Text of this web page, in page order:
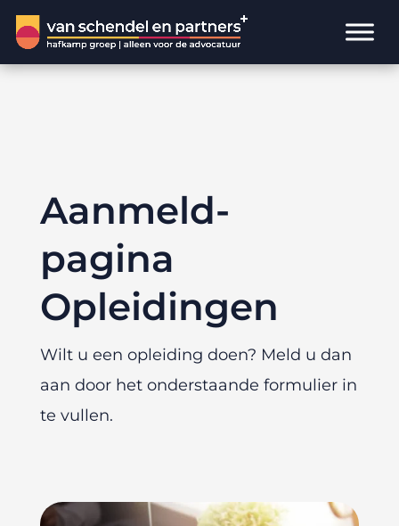
Aanmeld-
pagina
Opleidingen
Wilt u een opleiding doen? Meld u dan
aan door het onderstaande formulier in
te vullen.